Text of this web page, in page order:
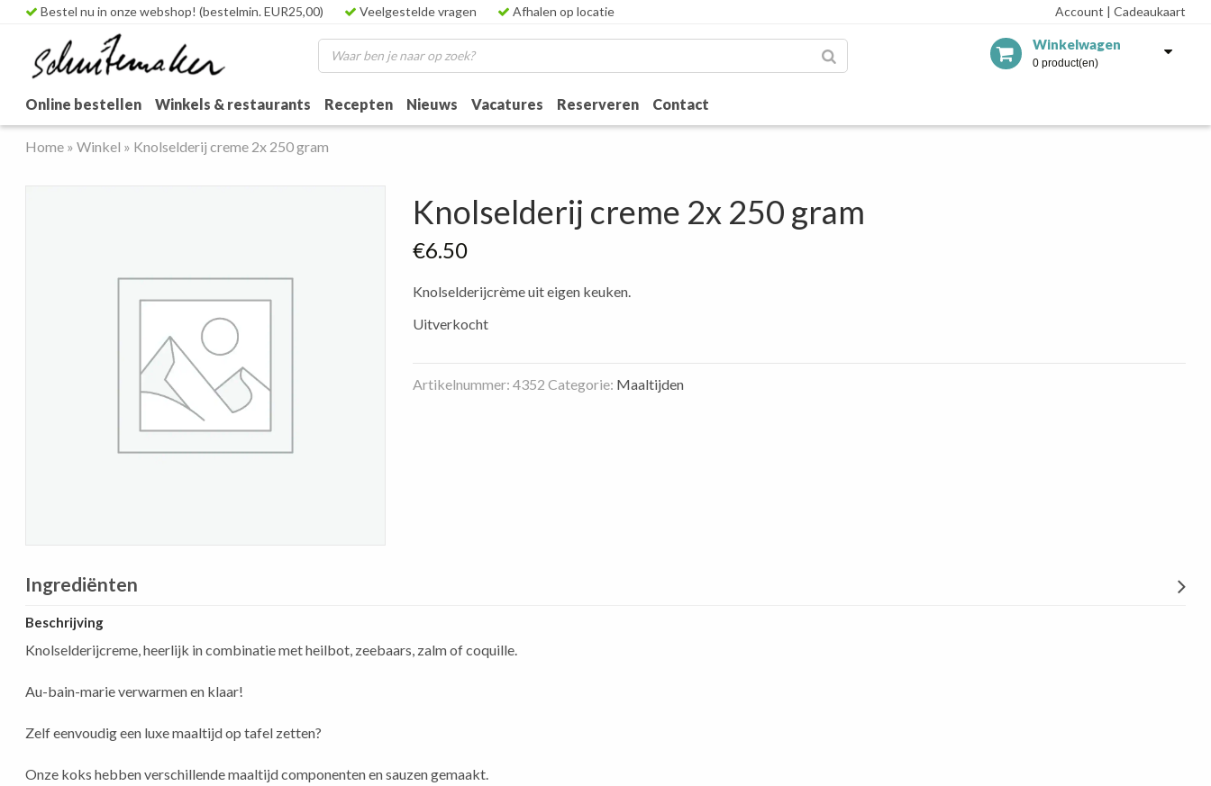
Bestel nu in onze webshop! (bestelmin. EUR25,00) Veelgestelde vragen Afhalen op locatie Account | Cadeaukaart
Winkelwagen
0 product(en)
Online bestellen Winkels & restaurants Recepten Nieuws Vacatures Reserveren Contact
Home »Winkel » Knolselderij creme 2x 250 gram
Knolselderij creme 2x 250 gram
€6.50
Knolselderijcrème uit eigen keuken.
Uitverkocht
Artikelnummer:4352 Categorie: Maaltijden
Ingrediënten
Beschrijving
Knolselderijcreme, heerlijk in combinatie met heilbot, zeebaars, zalm of coquille.
Au-bain-marie verwarmen en klaar!
Zelf eenvoudig een luxe maaltijd op tafel zetten?
Onze koks hebben verschillende maaltijd componenten en sauzen gemaakt.